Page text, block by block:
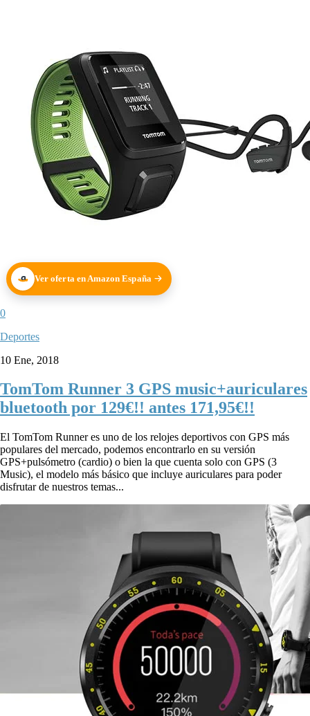
Ver oferta en Amazon España
0
Deportes
10 Ene, 2018
TomTom Runner 3 GPS music+auriculares
bluetooth por 129€!! antes 171,95€!!
El TomTom Runner es uno de los relojes deportivos con GPS más
populares del mercado, podemos encontrarlo en su versión
GPS+pulsómetro (cardio) o bien la que cuenta solo con GPS (3
Music), el modelo más básico que incluye auriculares para poder
disfrutar de nuestros temas...